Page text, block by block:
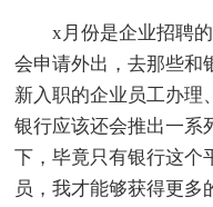
x月份是企业招聘
会申请外出，去那些和
新入职的企业员工办理
银行应该还会推出一系
下，毕竟只有银行这个
员，我才能够获得更多